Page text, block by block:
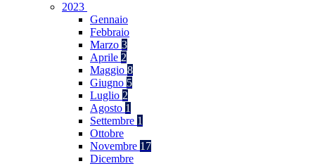
2023
Gennaio
Febbraio
Marzo 3
Aprile 2
Maggio 8
Giugno 5
Luglio 2
Agosto 1
Settembre 1
Ottobre
Novembre 17
Dicembre